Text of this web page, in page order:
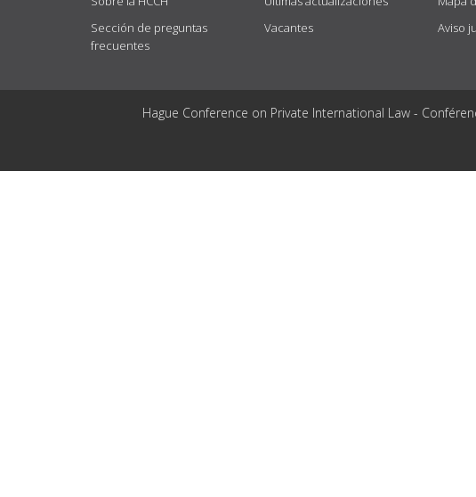
Sección de preguntas
frecuentes
Vacantes
Aviso
Hague Conference on Private International Law -